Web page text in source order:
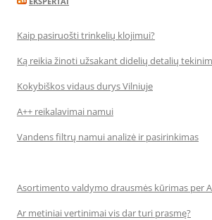
Kaip pasiruošti trinkelių klojimui?
Ką reikia žinoti užsakant didelių detalių
Kokybiškos vidaus durys Vilniuje
A++ reikalavimai namui
Vandens filtrų namui analizė ir pasirinkimas
Asortimento valdymo drausmės kūrimas per
Ar metiniai vertinimai vis dar turi prasmę?